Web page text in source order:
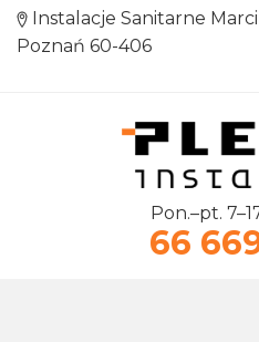
Instalacje Sanitarne
Poznań 60-406
Pon.–pt.
66